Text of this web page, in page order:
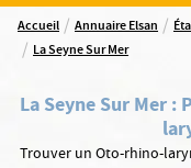
Accueil / Annuaire Elsan /
/ La Seyne Sur Mer
La Seyne Sur Mer:
Trouver un Oto-rhino-